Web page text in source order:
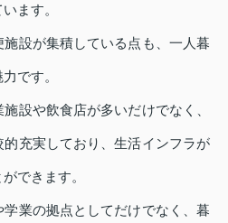
ます。
設が集積している点も、一人暮
です。
設や飲食店が多いだけでなく、
充実しており、生活インフラが
できます。
業の拠点としてだけでなく、暮